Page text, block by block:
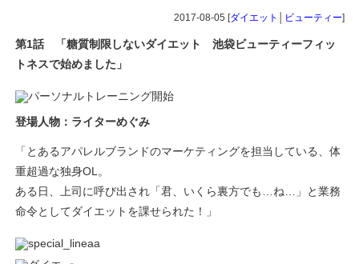
2017-08-05 [ダイエット ビューティー]
第1話 「糖質制限しないダイエット 池袋ビューティーフィッ
トネスで始めました」
登場人物：ライターめぐみ
「とあるアパレルブランドのマーケティングを担当している、体
重超過な独身OL。
ある日、上司に呼び出され「君、いくら裏方でも…ね…」と業務
命令としてダイエットを課せられた！」